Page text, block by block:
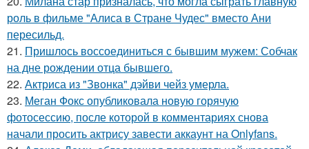
роль в фильме "Алиса в Стране Чудес" вместо Ани
пересильд.
21. Пришлось воссоединиться с бывшим мужем: Собчак
на дне рождении отца бывшего.
22. Актриса из "Звонка" дэйви чейз умерла.
23. Меган Фокс опубликовала новую горячую
фотосессию, после которой в комментариях снова
начали просить актрису завести аккаунт на Onlyfans.